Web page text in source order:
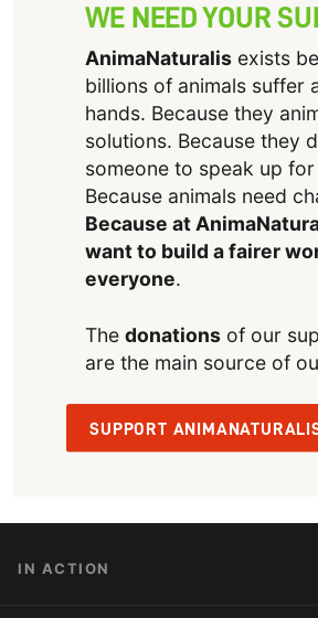
WE NEED YOUR
AnimaNaturalisexists
billions of animals suffer
hands. Because they
solutions. Because they
someone to speak up for
Because animals need
Because at
want to build a fairer
everyone.
The donationsof our
are the main source of
SUPPORT
IN ACTION